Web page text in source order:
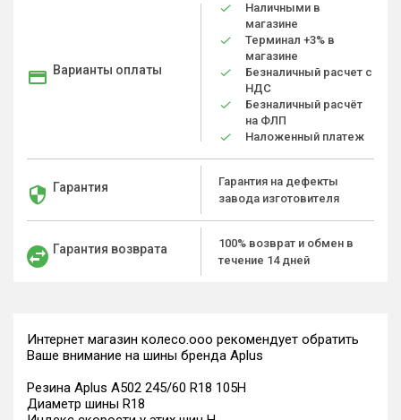
Варианты оплаты
Наличными в
магазине
Терминал +3% в
магазине
Безналичный расчет с
НДС
Безналичный расчёт
на ФЛП
Наложенный платеж
Гарантия
Гарантия на дефекты
завода изготовителя
Гарантия возврата
100% возврат и обмен в
течение 14 дней
Интернет магазин колесо.ооо рекомендует обратить
Ваше внимание на шины бренда Aplus
Резина Aplus A502 245/60 R18 105H
Диаметр шины R18